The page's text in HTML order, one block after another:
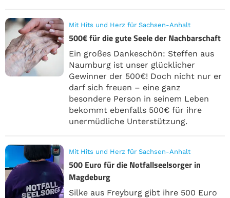
Mit Hits und Herz für Sachsen-Anhalt
500€ für die gute Seele der Nachbarschaft
Ein großes Dankeschön: Steffen aus
Naumburg ist unser glücklicher
Gewinner der 500€! Doch nicht nur er
darf sich freuen – eine ganz
besondere Person in seinem Leben
bekommt ebenfalls 500€ für ihre
unermüdliche Unterstützung.
Mit Hits und Herz für Sachsen-Anhalt
500 Euro für die Notfallseelsorger in
Magdeburg
Silke aus Freyburg gibt ihre 500 Euro